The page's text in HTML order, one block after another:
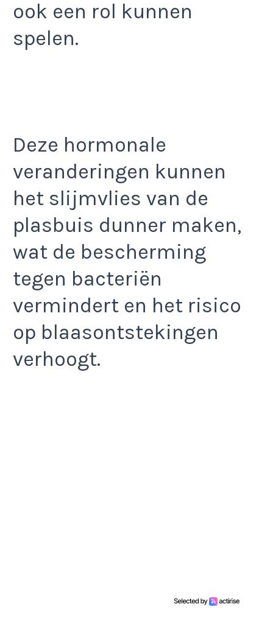
ook een rol kunnen
spelen.
Deze hormonale
veranderingen kunnen
het slijmvlies van de
plasbuis dunner maken,
wat de bescherming
tegen bacteriën
vermindert en het risico
op blaasontstekingen
verhoogt.